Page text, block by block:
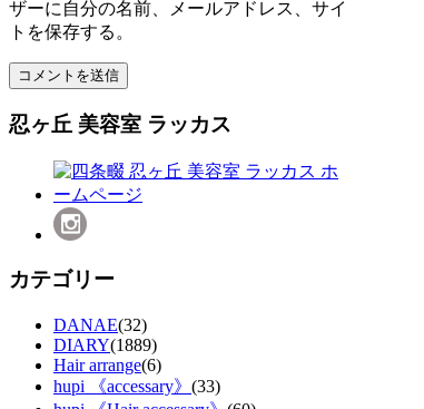
ザーに自分の名前、メールアドレス、サイ
トを保存する。
忍ヶ丘 美容室 ラッカス
カテゴリー
DANAE(32)
DIARY(1889)
Hair arrange(6)
hupi 《accessary》 (33)